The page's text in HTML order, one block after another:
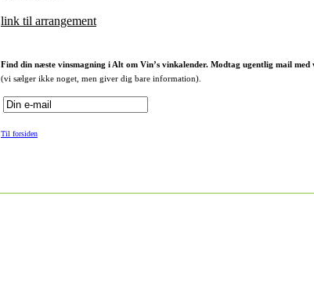
link til arrangement
Find din næste vinsmagning i Alt om Vin’s vinkalender. Modtag ugentlig mail med
(vi sælger ikke noget, men giver dig bare information).
Til forsiden